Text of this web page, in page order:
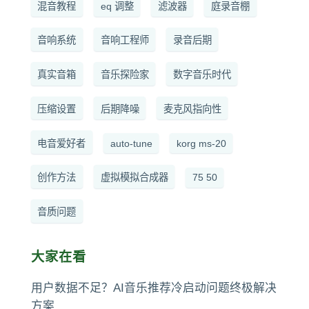
混音教程 eq 调整 滤波器 庭录音棚
音响系统 音响工程师 录音后期
真实音箱 音乐探险家 数字音乐时代
压缩设置 后期降噪 麦克风指向性
电音爱好者 auto-tune korg ms-20
创作方法 虚拟模拟合成器 75 50
音质问题
大家在看
用户数据不足？AI音乐推荐冷启动问题终极解决
方案